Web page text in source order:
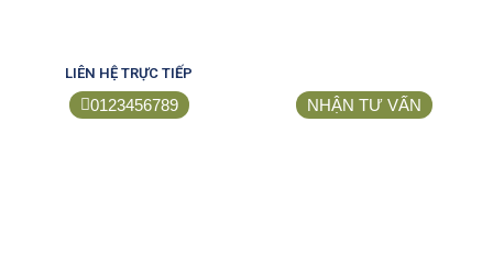
LIÊN HỆ TRỰC TIẾP
0123456789 NHẬN TƯ VẤN